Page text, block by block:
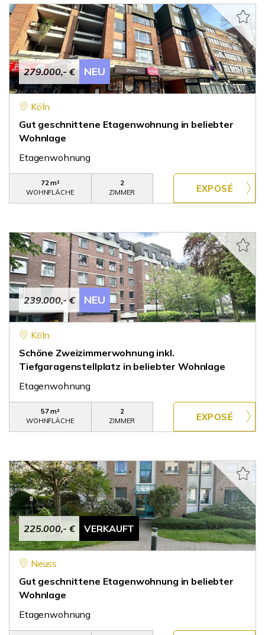
279.000,- € NEU
Köln
Gut geschnittene Etagenwohnung in beliebter
Wohnlage
Etagenwohnung
72 m²
WOHNFLÄCHE
2
ZIMMER
239.000,- € NEU
Köln
Schöne Zweizimmerwohnung inkl.
Tiefgaragenstellplatz in beliebter Wohnlage
Etagenwohnung
57 m²
WOHNFLÄCHE
2
ZIMMER
225.000,- € VERKAUFT
Neuss
Gut geschnittene Etagenwohnung in beliebter
Wohnlage
Etagenwohnung